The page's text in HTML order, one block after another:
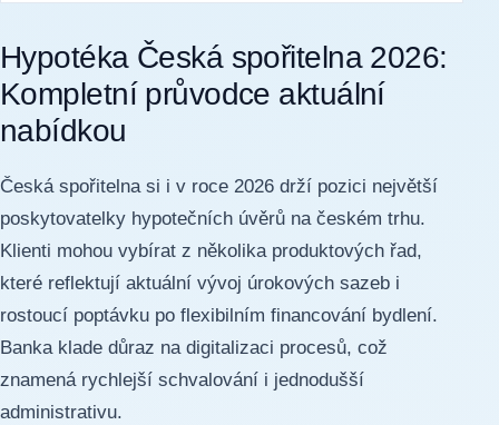
Hypotéka Česká spořitelna 2026:
Kompletní průvodce aktuální
nabídkou
Česká spořitelna si i v roce 2026 drží pozici největší
poskytovatelky hypotečních úvěrů na českém trhu.
Klienti mohou vybírat z několika produktových řad,
které reflektují aktuální vývoj úrokových sazeb i
rostoucí poptávku po flexibilním financování bydlení.
Banka klade důraz na digitalizaci procesů, což
znamená rychlejší schvalování i jednodušší
administrativu.